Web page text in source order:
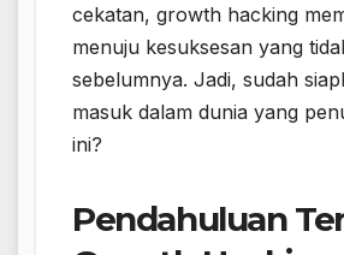
cekatan, growth hacking
menuju kesuksesan yang
sebelumnya. Jadi, sudah
masuk dalam dunia yang
ini?
Pendahuluan